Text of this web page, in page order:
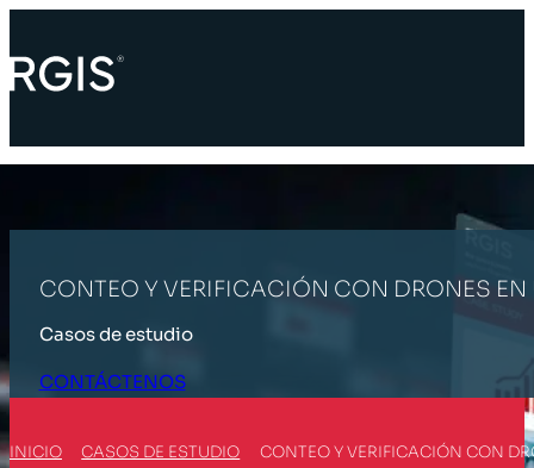
CONTEO Y VERIFICACIÓN CON DRONES
Casos de estudio
CONTÁCTENOS
INICIO CASOS DE ESTUDIO CONTEO Y VERIFICACIÓN CON